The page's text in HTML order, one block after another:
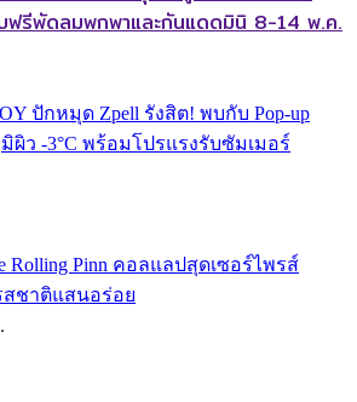
ปักหมุด Zpell รังสิต! พบกับ Pop-up
ผิว -3°C พร้อมโปรแรงรับซัมเมอร์
Rolling Pinn คอลแลปสุดเซอร์ไพรส์
สชาติแสนอร่อย